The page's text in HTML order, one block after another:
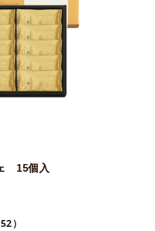
15個入
）